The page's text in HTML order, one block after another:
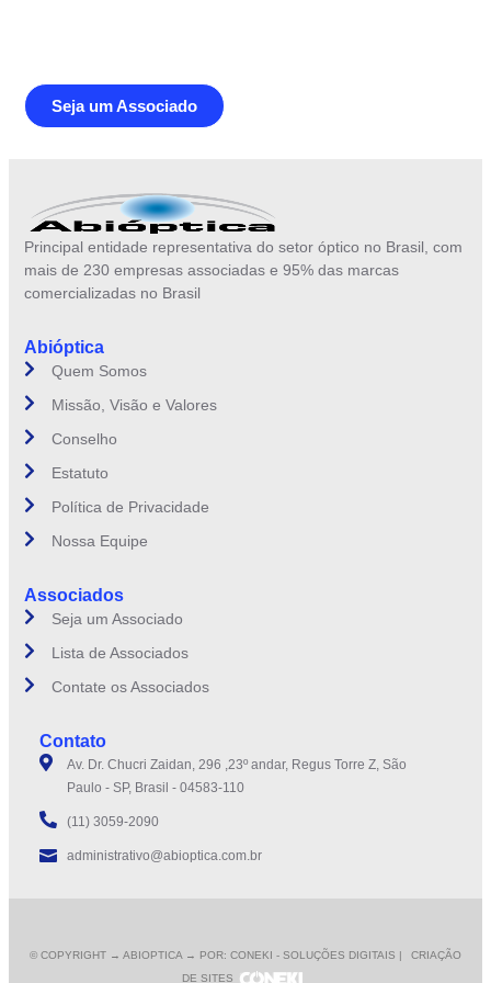
Seja um Associado
Principal entidade representativa do setor óptico no Brasil, com
mais de 230 empresas associadas e 95% das marcas
comercializadas no Brasil
Abióptica
Quem Somos
Missão, Visão e Valores
Conselho
Estatuto
Política de Privacidade
Nossa Equipe
Associados
Seja um Associado
Lista de Associados
Contate os Associados
Contato
Av. Dr. Chucri Zaidan, 296 ,23º andar, Regus Torre Z, São
Paulo - SP, Brasil - 04583-110
(11) 3059-2090
administrativo@abioptica.com.br
© COPYRIGHT → ABIOPTICA → POR: CONEKI - SOLUÇÕES DIGITAIS |
CRIAÇÃO
DE SITES